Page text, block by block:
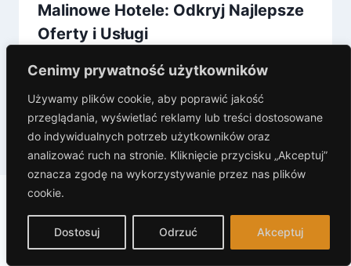
Cenimy prywatność użytkowników
Używamy plików cookie, aby poprawić jakość
przeglądania, wyświetlać reklamy lub treści dostosowane
do indywidualnych potrzeb użytkowników oraz
analizować ruch na stronie. Kliknięcie przycisku „Akceptuj”
oznacza zgodę na wykorzystywanie przez nas plików
cookie.
Dostosuj Odrzuć Akceptuj
Malinowe Hotele: Odkryj Najlepsze
Oferty i Usługi
Przez Anna Baranowski 17 sierpnia, 2025
Dodaj komentarz